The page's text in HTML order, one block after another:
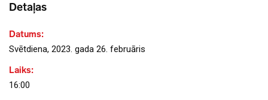
Detaļas
Datums:
Svētdiena, 2023. gada 26. februāris
Laiks:
16:00